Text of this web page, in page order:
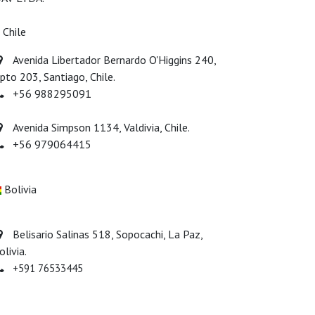
Chile
Avenida Libertador Bernardo O'Higgins 240,
203, Santiago, Chile.
+56 988295091
Avenida Simpson 1134, Valdivia, Chile.
+56 979064415
Bolivia
Belisario Salinas 518, Sopocachi, La Paz,
+591 76533445